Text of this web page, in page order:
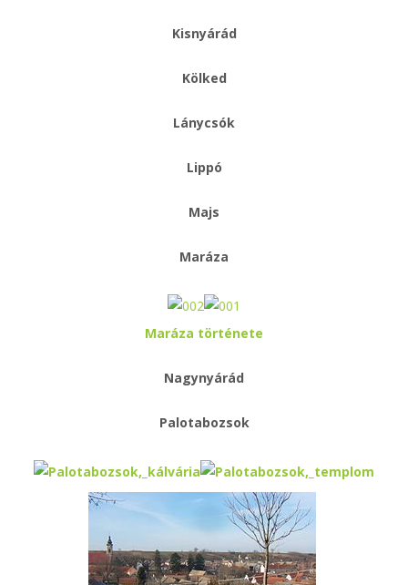
Kisnyárád
Kölked
Lánycsók
Lippó
Majs
Maráza
Maráza története
Nagynyárád
Palotabozsok